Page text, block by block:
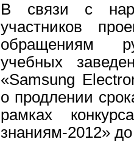
В связи с
участников
обращениям
учебных
«Samsung
о продлении
рамках
знаниям-2012»